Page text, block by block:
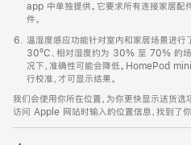
app 中单独提供。它要求所有连接家居
件。
温湿度感应功能针对室内和家居场景进行
30ºC、相对湿度约为 30% 至 70% 的场
况下，准确性可能会降低。HomePod
行校准，才可显示结果。
我们会使用你所在位置，为你更快显示送货选
访问 Apple 网站时输入的位置信息，找到了你